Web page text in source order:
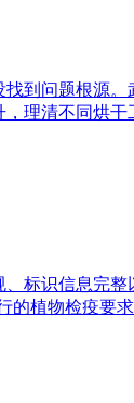
到问题根源。
理清不同烘
标识信息完
植物检疫要